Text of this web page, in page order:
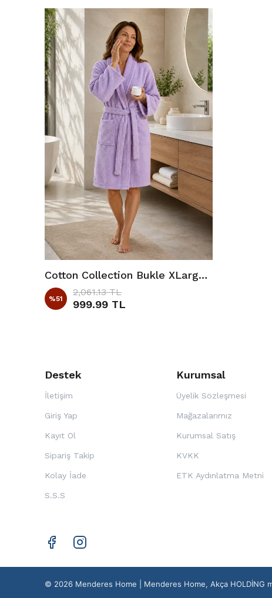
Cotton Collection Bukle XLarge Bornoz Düz Lila
%51
2,061.13 TL
999.99 TL
Destek
İletişim
Giriş Yap
Kayıt Ol
Sipariş Takip
Kolay İade
S.S.S
Kurumsal
Üyelik Sözleşmesi
Mağazalarımız
Kurumsal Satış
KVKK
ETK Aydınlatma Metni
© 2026 Menderes Home | Menderes Home, Akça HOLDİNG